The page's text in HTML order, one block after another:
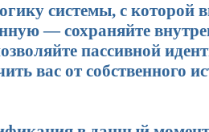
системы, с которой
— сохраняйте
пассивной
вас от собственного